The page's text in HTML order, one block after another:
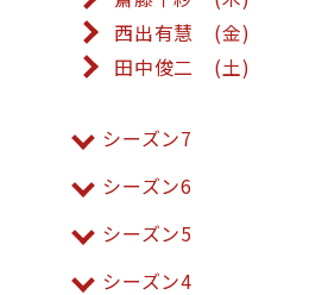
西出有慧 (金)
田中俊二 (土)
シーズン7
シーズン6
シーズン5
シーズン4